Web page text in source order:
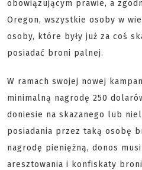
obowiązującym prawie, a
Oregon, wszystkie osoby w
osoby, które były już za coś
posiadać broni palnej.
W ramach swojej nowej
minimalną nagrodę 250
doniesie na skazanego lub
posiadania przez taką osobę
nagrodę pieniężną, donos
aresztowania i konfiskaty